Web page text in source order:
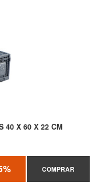
40 X 60 X 22 CM
COMPRAR